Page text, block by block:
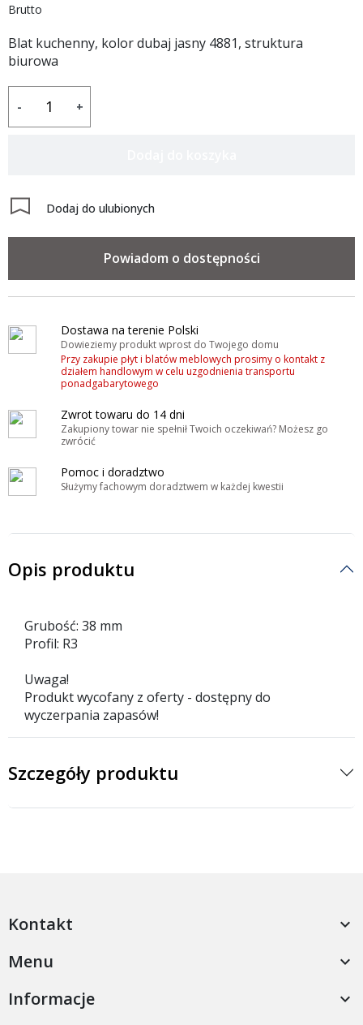
Brutto
Blat kuchenny, kolor dubaj jasny 4881, struktura
biurowa
- +
Dodaj do ulubionych
Powiadom o dostępności
Dostawa na terenie Polski
Dowieziemy produkt wprost do Twojego domu
Przy zakupie płyt i blatów meblowych prosimy o kontakt z
działem handlowym w celu uzgodnienia transportu
ponadgabarytowego
Zwrot towaru do 14 dni
Zakupiony towar nie spełnił Twoich oczekiwań? Możesz go
zwrócić
Pomoc i doradztwo
Służymy fachowym doradztwem w każdej kwestii
Opis produktu
Grubość: 38 mm
Profil: R3
Uwaga!
Produkt wycofany z oferty - dostępny do
wyczerpania zapasów!
Szczegóły produktu
Kontakt 
Menu 
Informacje 